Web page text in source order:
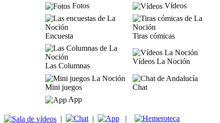
Fotos
Vídeos
Encuesta Tiras cómicas
Las Columnas
Vídeos La Noción
Mini juegos
Chat
App
| | |